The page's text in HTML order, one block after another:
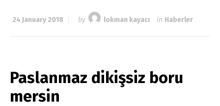
24 January 2018 by lokman kayacı in Haberler
Paslanmaz dikişsiz boru
mersin